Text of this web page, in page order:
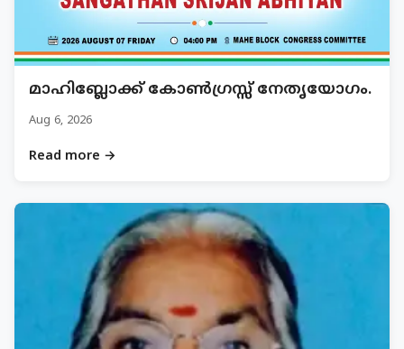
മാഹിബ്ലോക്ക് കോൺഗ്രസ്സ് നേതൃയോഗം.
Aug 6, 2026
Read more →